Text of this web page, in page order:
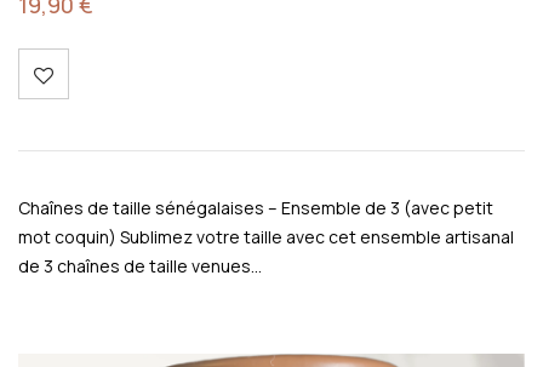
Chaînes de taille sénégalaises – Ensemble de 3 (avec petit
mot coquin) Sublimez votre taille avec cet ensemble artisanal
de 3 chaînes de taille venues…